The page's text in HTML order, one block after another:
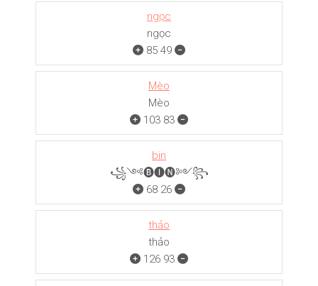
ngọc
ngọc
85 49
Mèo
Mèo
103 83
bin
꧁༺🅑🅘🅝༻꧂
68 26
thảo
thảo
126 93